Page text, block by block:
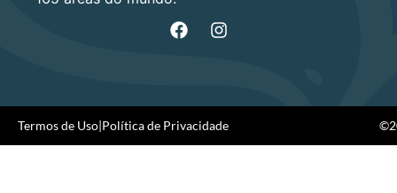
Termos de Uso|Política de Privacidade